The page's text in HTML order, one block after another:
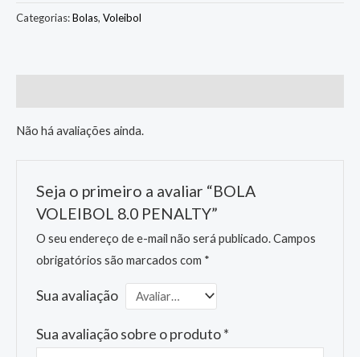
Categorias:Bolas, Voleibol
Não há avaliações ainda.
Seja o primeiro a avaliar “BOLA
VOLEIBOL 8.0 PENALTY”
O seu endereço de e-mail não será publicado.Campos
obrigatórios são marcados com *
Sua avaliação
Sua avaliação sobre o produto*